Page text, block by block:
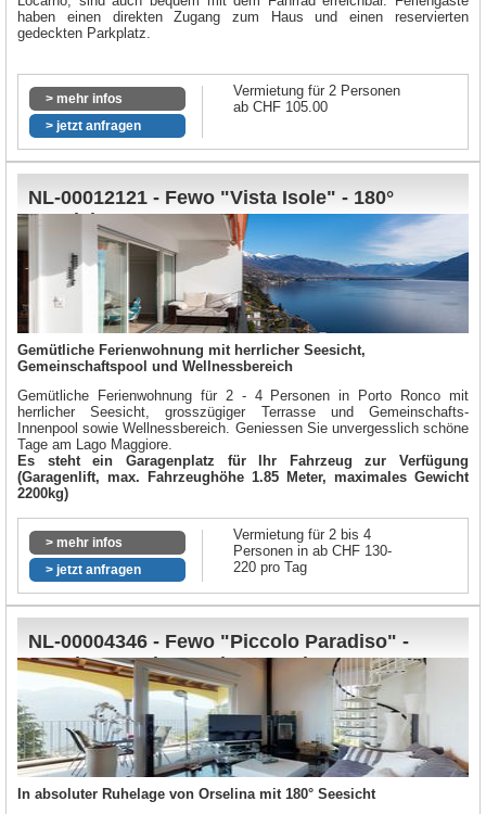
haben einen direkten Zugang zum Haus und einen reservierten
gedeckten Parkplatz.
> mehr infos
> jetzt anfragen
Vermietung für 2 Personen
ab CHF 105.00
NL-00012121 - Fewo "Vista Isole" - 180°
Seesicht
Gemütliche Ferienwohnung mit herrlicher Seesicht,
Gemeinschaftspool und Wellnessbereich
Gemütliche Ferienwohnung für 2 - 4 Personen in Porto Ronco mit
herrlicher Seesicht, grosszügiger Terrasse und Gemeinschafts-
Innenpool sowie Wellnessbereich. Geniessen Sie unvergesslich schöne
Tage am Lago Maggiore.
Es steht ein Garagenplatz für Ihr Fahrzeug zur Verfügung
(Garagenlift, max. Fahrzeughöhe 1.85 Meter, maximales Gewicht
2200kg)
> mehr infos
> jetzt anfragen
Vermietung für 2 bis 4
Personen in ab CHF 130-
220 pro Tag
NL-00004346 - Fewo "Piccolo Paradiso" -
sonnige Boutiquewohnung mit
Gemeinschaftspool
In absoluter Ruhelage von Orselina mit 180° Seesicht